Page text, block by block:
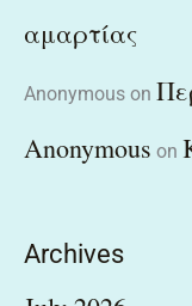
αμαρτίας
Anonymous on
Anonymous on
Archives